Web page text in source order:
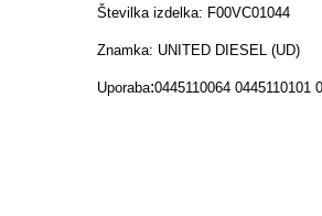
Številka izdelka: F00VC01044
Znamka: UNITED DIESEL (UD)
Uporaba:0445110064 0445110101